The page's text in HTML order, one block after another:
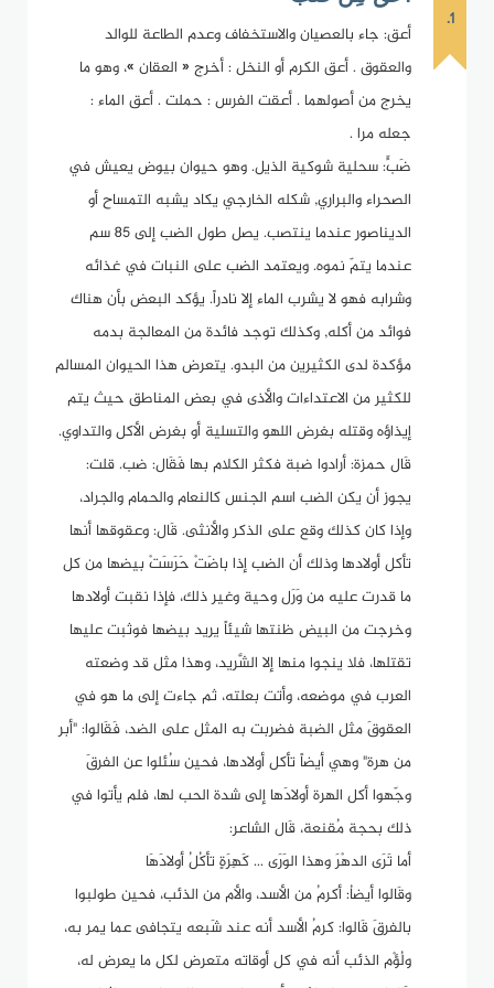
1.
أعق: جاء بالعصيان والاستخفاف وعدم الطاعة للوالد
والعقوق . أعق الكرم أو النخل : أخرج « العقان »، وهو ما
يخرج من أصولهما . أعقت الفرس : حملت . أعق الماء :
جعله مرا .
ضَبٍّ: سحلية شوكية الذيل. وهو حيوان بيوض يعيش في
الصحراء والبراري, شكله الخارجي يكاد يشبه التمساح أو
الديناصور عندما ينتصب. يصل طول الضب إلى 85 سم
عندما يتمّ نموه. ويعتمد الضب على النبات في غذائه
وشرابه فهو لا يشرب الماء إلا نادراً. يؤكد البعض بأن هناك
فوائد من أكله, وكذلك توجد فائدة من المعالجة بدمه
مؤكدة لدى الكثيرين من البدو. يتعرض هذا الحيوان المسالم
للكثير من الاعتداءات والأذى في بعض المناطق حيث يتم
إيذاؤه وقتله بغرض اللهو والتسلية أو بغرض الأكل والتداوي.
قَال حمزة: أرادوا ضبة فكثر الكلام بها فَقَال: ضب. قلت:
يجوز أن يكن الضب اسم الجنس كالنعام والحمام والجراد،
وإذا كان كذلك وقع على الذكر والأنثى. قَال: وعقوقها أنها
تأكل أولادها وذلك أن الضب إذا باضَتْ حَرَسَتْ بيضها من كل
ما قدرت عليه من وَرَل وحية وغير ذلك، فإذا نقبت أولادها
وخرجت من البيض ظنتها شيئاً يريد بيضها فوثبت عليها
تقتلها، فلا ينجوا منها إلا الشَّريد، وهذا مثل قد وضعته
العرب في موضعه، وأتت بعلته، ثم جاءت إلى ما هو في
العقوقَ مثل الضبة فضربت به المثل على الضد، فَقَالوا: "أبر
من هرة" وهي أيضاً تأكل أولادها، فحين سُئلوا عن الفرقَ
وجّهوا أكل الهرة أولادَها إلى شدة الحب لها، فلم يأتوا في
ذلك بحجة مُقنعة، قَال الشاعر:
أما تَرَى الدهْرَ وهذا الوَرَى ... كَهِرَةٍ تأكُلُ أولادَهَا
وقَالوا أيضاُ: أكرمُ من الأسد، والأم من الذئب، فحين طولبوا
بالفرقَ قَالوا: كرمُ الأسد أنه عند شَبعه يتجافى عما يمر به،
ولُؤْم الذئب أنه في كل أوقاته متعرض لكل ما يعرض له،